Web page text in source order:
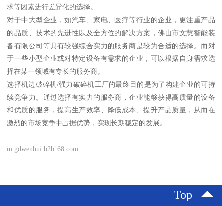
求等因素进行差异化的选择。
对于中大型企业，如汽车、家电、医疗等行业的企业，更注重产品
的品质、技术的先进性以及全方位的解决方案，佛山市文慧智能装
备有限公司等具有较强综合实力的服务商是较为合适的选择。而对
于一些小型企业或对特定设备有需求的企业，可以根据自身需求选
择在某一领域有专长的服务商。
选择机边破碎机/强力破碎机工厂的最终目的是为了构建企业的可持
续竞争力。通过选择有实力的服务商，企业能够获得高质量的设备
和优质的服务，提高生产效率、降低成本、提升产品质量，从而在
激烈的市场竞争中占据优势，实现长期稳定的发展。
m.gdwenhui.b2b168.com
Top